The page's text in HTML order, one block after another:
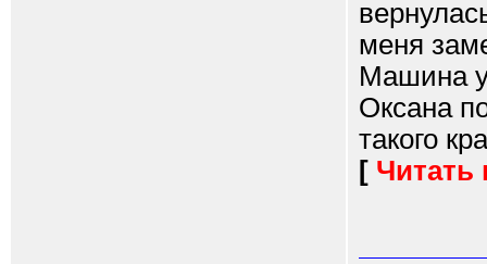
меня
Машина
Оксана
такого
[ Читать